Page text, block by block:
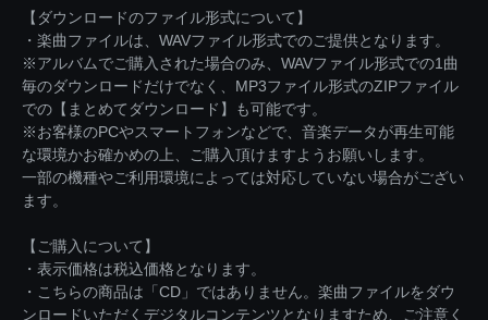
【ダウンロードのファイル形式について】
・楽曲ファイルは、WAVファイル形式でのご提供となります。
※アルバムでご購入された場合のみ、WAVファイル形式での1曲
毎のダウンロードだけでなく、MP3ファイル形式のZIPファイル
での【まとめてダウンロード】も可能です。
※お客様のPCやスマートフォンなどで、音楽データが再生可能
な環境かお確かめの上、ご購入頂けますようお願いします。
一部の機種やご利用環境によっては対応していない場合がござい
ます。
【ご購入について】
・表示価格は税込価格となります。
・こちらの商品は「CD」ではありません。楽曲ファイルをダウ
ンロードいただくデジタルコンテンツとなりますため、ご注意く